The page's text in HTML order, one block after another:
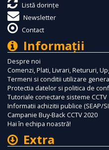
Listă dorințe
Newsletter
Contact
Informaţii
Despre noi
Comenzi, Plati, Livrari, Retururi,
Termeni si conditii utilizare
Protectia datelor si politica de
Tutoriale conectare sisteme CCTV
Informatii achizitii publice (SEAP/
Campanie Buy-Back CCTV 2020
Hai în echipa noastră!
Extra